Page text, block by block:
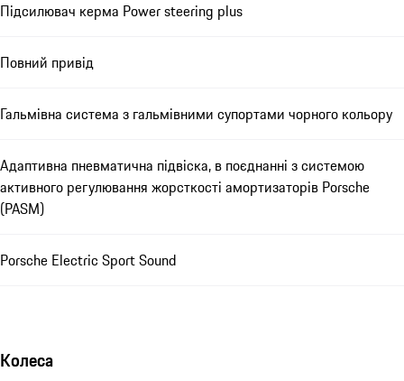
Підсилювач керма Power steering plus
Повний привід
Гальмівна система з гальмівними супортами чорного кольору
Адаптивна пневматична підвіска, в поєднанні з системою
активного регулювання жорсткості амортизаторів Porsche
(PASM)
Porsche Electric Sport Sound
Колеса